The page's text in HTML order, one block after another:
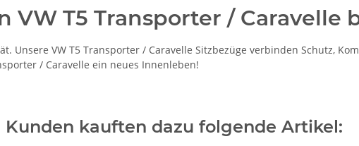
VW T5 Transporter / Caravelle
Unsere VW T5 Transporter / Caravelle Sitzbezüge verbinden Schutz,
/ Caravelle ein neues Innenleben!
Kunden kauften dazu folgende Artikel: